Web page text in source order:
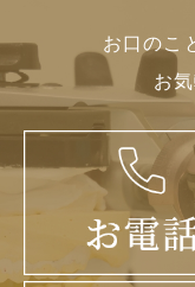
お口のこ
お